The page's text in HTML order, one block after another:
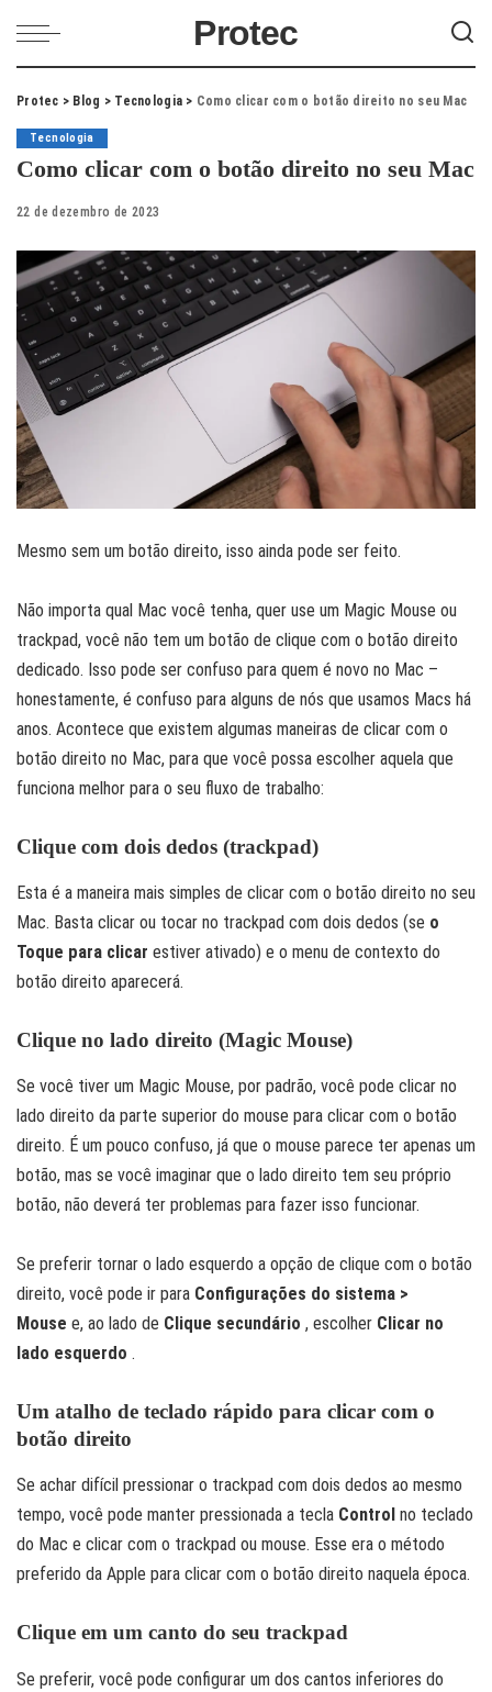
Protec
Protec > Blog > Tecnologia > Como clicar com o botão direito no seu Mac
Tecnologia
Como clicar com o botão direito no seu Mac
22 de dezembro de 2023
Mesmo sem um botão direito, isso ainda pode ser feito.
Não importa qual Mac você tenha, quer use um Magic Mouse ou
trackpad, você não tem um botão de clique com o botão direito
dedicado. Isso pode ser confuso para quem é novo no Mac –
honestamente, é confuso para alguns de nós que usamos Macs há
anos. Acontece que existem algumas maneiras de clicar com o
botão direito no Mac, para que você possa escolher aquela que
funciona melhor para o seu fluxo de trabalho:
Clique com dois dedos (trackpad)
Esta é a maneira mais simples de clicar com o botão direito no seu
Mac. Basta clicar ou tocar no trackpad com dois dedos (se o
Toque para clicar estiver ativado) e o menu de contexto do
botão direito aparecerá.
Clique no lado direito (Magic Mouse)
Se você tiver um Magic Mouse, por padrão, você pode clicar no
lado direito da parte superior do mouse para clicar com o botão
direito. É um pouco confuso, já que o mouse parece ter apenas um
botão, mas se você imaginar que o lado direito tem seu próprio
botão, não deverá ter problemas para fazer isso funcionar.
Se preferir tornar o lado esquerdo a opção de clique com o botão
direito, você pode ir para Configurações do sistema >
Mouse e, ao lado de Clique secundário , escolher Clicar no
lado esquerdo .
Um atalho de teclado rápido para clicar com o
botão direito
Se achar difícil pressionar o trackpad com dois dedos ao mesmo
tempo, você pode manter pressionada a tecla Control no teclado
do Mac e clicar com o trackpad ou mouse. Esse era o método
preferido da Apple para clicar com o botão direito naquela época.
Clique em um canto do seu trackpad
Se preferir, você pode configurar um dos cantos inferiores do